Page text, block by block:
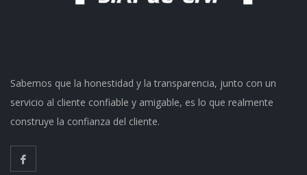
Sabemos que la honestidad y la transparencia, junto con un
servicio al cliente confiable y amigable, es lo que realmente
construye la confianza del cliente.